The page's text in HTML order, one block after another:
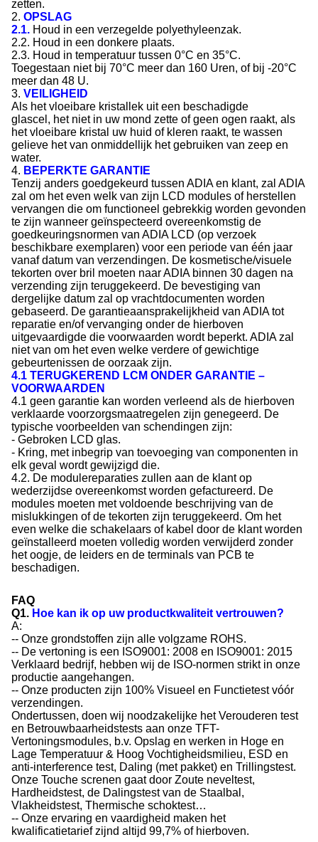
zetten.
2. OPSLAG
2.1. Houd in een verzegelde polyethyleenzak.
2.2. Houd in een donkere plaats.
2.3. Houd in temperatuur tussen 0°C en 35°C.
Toegestaan niet bij 70°C meer dan 160 Uren, of bij -20°C
meer dan 48 U.
3. VEILIGHEID
Als het vloeibare kristallek uit een beschadigde
glascel, het niet in uw mond zette of geen ogen raakt, als
het vloeibare kristal uw huid of kleren raakt, te wassen
gelieve het van onmiddellijk het gebruiken van zeep en
water.
4. BEPERKTE GARANTIE
Tenzij anders goedgekeurd tussen ADIA en klant, zal ADIA
zal om het even welk van zijn LCD modules of herstellen
vervangen die om functioneel gebrekkig worden gevonden
te zijn wanneer geïnspecteerd overeenkomstig de
goedkeuringsnormen van ADIA LCD (op verzoek
beschikbare exemplaren) voor een periode van één jaar
vanaf datum van verzendingen. De kosmetische/visuele
tekorten over bril moeten naar ADIA binnen 30 dagen na
verzending zijn teruggekeerd. De bevestiging van
dergelijke datum zal op vrachtdocumenten worden
gebaseerd. De garantieaansprakelijkheid van ADIA tot
reparatie en/of vervanging onder de hierboven
uitgevaardigde die voorwaarden wordt beperkt. ADIA zal
niet van om het even welke verdere of gewichtige
gebeurtenissen de oorzaak zijn.
4.1 TERUGKEREND LCM ONDER GARANTIE –
VOORWAARDEN
4.1 geen garantie kan worden verleend als de hierboven
verklaarde voorzorgsmaatregelen zijn genegeerd. De
typische voorbeelden van schendingen zijn:
- Gebroken LCD glas.
- Kring, met inbegrip van toevoeging van componenten in
elk geval wordt gewijzigd die.
4.2. De modulereparaties zullen aan de klant op
wederzijdse overeenkomst worden gefactureerd. De
modules moeten met voldoende beschrijving van de
mislukkingen of de tekorten zijn teruggekeerd. Om het
even welke die schakelaars of kabel door de klant worden
geïnstalleerd moeten volledig worden verwijderd zonder
het oogje, de leiders en de terminals van PCB te
beschadigen.
FAQ
Q1. Hoe kan ik op uw productkwaliteit vertrouwen?
A:
-- Onze grondstoffen zijn alle volgzame ROHS.
-- De vertoning is een ISO9001: 2008 en ISO9001: 2015
Verklaard bedrijf, hebben wij de ISO-normen strikt in onze
productie aangehangen.
-- Onze producten zijn 100% Visueel en Functietest vóór
verzendingen.
Ondertussen, doen wij noodzakelijke het Verouderen test
en Betrouwbaarheidstests aan onze TFT-
Vertoningsmodules, b.v. Opslag en werken in Hoge en
Lage Temperatuur & Hoog Vochtigheidsmilieu, ESD en
anti-interference test, Daling (met pakket) en Trillingstest.
Onze Touche screnen gaat door Zoute neveltest,
Hardheidstest, de Dalingstest van de Staalbal,
Vlakheidstest, Thermische schoktest…
-- Onze ervaring en vaardigheid maken het
kwalificatietarief zijnd altijd 99,7% of hierboven.